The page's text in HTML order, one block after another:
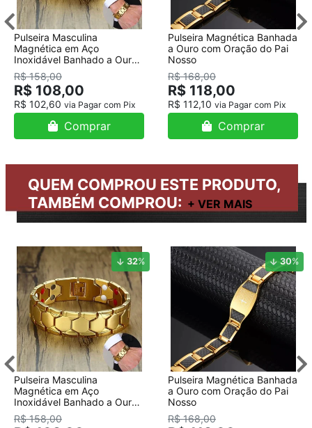
Pulseira Masculina
Magnética em Aço
Inoxidável Banhado a Ouro
18K
R$ 158,00
R$ 108,00
R$ 102,60 via Pagar com Pix
Comprar
Pulseira Magnética Banhada
a Ouro com Oração do Pai
Nosso
R$ 168,00
R$ 118,00
R$ 112,10 via Pagar com Pix
Comprar
QUEM COMPROU ESTE PRODUTO,
TAMBÉM COMPROU:
32%
Pulseira Masculina
Magnética em Aço
Inoxidável Banhado a Ouro
18K
R$ 158,00
30%
Pulseira Magnética Banhada
a Ouro com Oração do Pai
Nosso
R$ 168,00